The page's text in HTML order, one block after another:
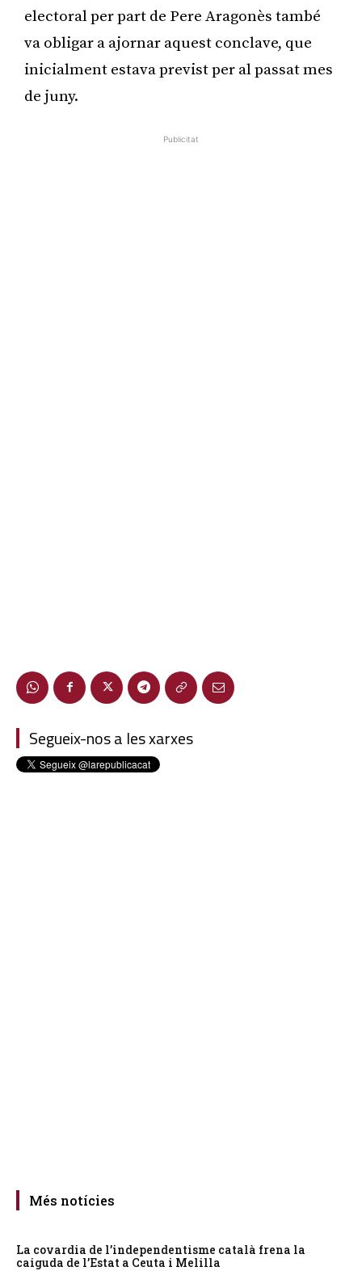
electoral per part de Pere Aragonès també
va obligar a ajornar aquest conclave, que
inicialment estava previst per al passat mes
de juny.
Publicitat
Segueix-nos a les xarxes
Més notícies
La covardia de l’independentisme català frena la
caiguda de l’Estat a Ceuta i Melilla